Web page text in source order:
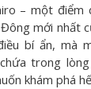
– một điểm
mới nhất
bí ẩn, mà
trong
khám phá